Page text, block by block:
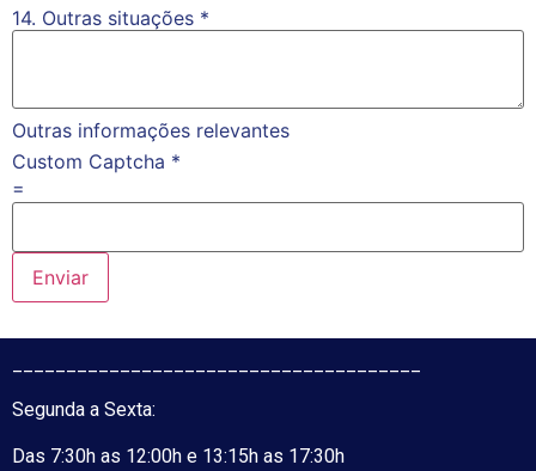
14. Outras situações *
Outras informações relevantes
Custom Captcha *
=
Enviar
Segunda a Sexta:
Das 7:30h as 12:00h e 13:15h as 17:30h